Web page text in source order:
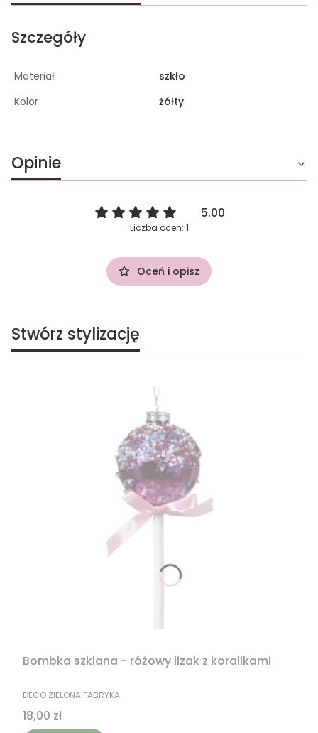
Szczegóły
Materiał
szkło
Kolor
żółty
Opinie
5.00
Liczba ocen: 1
Oceń i opisz
Stwórz stylizację
Bombka szklana - różowy lizak z koralikami
PRODUCENT
DECO ZIELONA FABRYKA
Cena
18,00 zł